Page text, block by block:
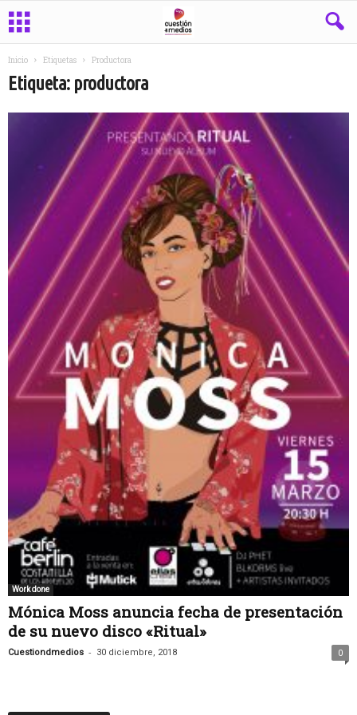
Inicio Etiquetas Productora
Etiqueta: productora
Work done
Mónica Moss anuncia fecha de presentación
de su nuevo disco «Ritual»
Cuestiondmedios - 30 diciembre, 2018 0